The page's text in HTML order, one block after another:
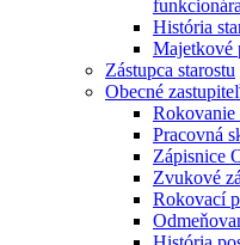
funkcionára
História
Majetkové
Zástupca starostu
Obecné
Rokovanie
Pracovná
Zápisnice
Zvukové
Rokovací